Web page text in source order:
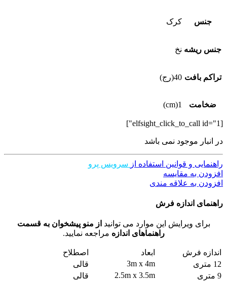
جنس کرک
جنس ریشه نخ
تراکم بافت 40(رج)
ضخامت 1(cm)
[elfsight_click_to_call id="1"]
در انبار موجود نمی باشد
راهنمایی و قوانین استفاده از سرویس پرو
افزودن به مقایسه
افزودن به علاقه مندی
راهنمای اندازه فرش
برای ویرایش این موارد می توانید از منو پیشخوان به قسمت
راهنماهای اندازه مراجعه نمایید.
اندازه فرش ابعاد
اصطلاح
12 متری
3m x 4m
قالی
9 متری
2.5m x 3.5m
قالی